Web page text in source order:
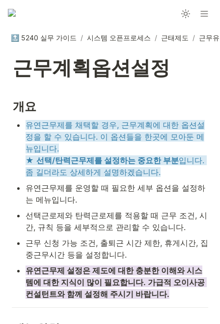
🔝 5240 실무 가이드 / 시스템 오픈프로세스 / 근태제도 / 근무
근무계획옵션설정
개요
유연근무제를 채택할 경우, 근무계획에 대한 옵션설
정을 할 수 있습니다. 이 옵션들을 한곳에 모아둔 메
뉴입니다.
★ 선택/탄력근무제를 설정하는 중요한 부분입니다.
좀 길더라도 상세하게 설명하겠습니다.
유연근무제를 운영할 때 필요한 세부 옵션을 설정하
는 메뉴입니다.
선택근로제와 탄력근로제를 적용할 때 근무 조건, 시
간, 규칙 등을 세부적으로 관리할 수 있습니다.
근무 신청 가능 조건, 출퇴근 시간 제한, 휴게시간, 집
중근무시간 등을 설정합니다.
유연근무제 설정은 제도에 대한 충분한 이해와 시스
템에 대한 지식이 많이 필요합니다. 가급적 오이사공
컨설턴트와 함께 설정해 주시기 바랍니다.